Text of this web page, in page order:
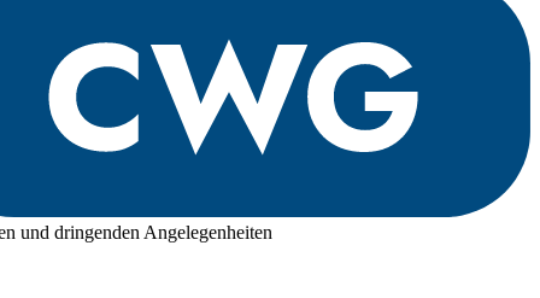
und dringenden Angelegenheiten